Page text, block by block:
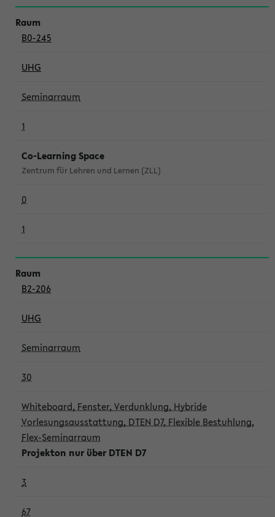
B0-245
UHG
Seminarraum
1
Co-Learning Space
Zentrum für Lehren und Lernen (ZLL)
0
1
B2-206
UHG
Seminarraum
30
Whiteboard, Fenster, Verdunklung, Hybride
Vorlesungsausstattung, DTEN D7, Flexible Bestuhlung,
Flex-Seminarraum
Projekton nur über DTEN D7
3
67